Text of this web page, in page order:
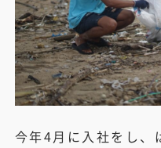
今年4月に入社をし、